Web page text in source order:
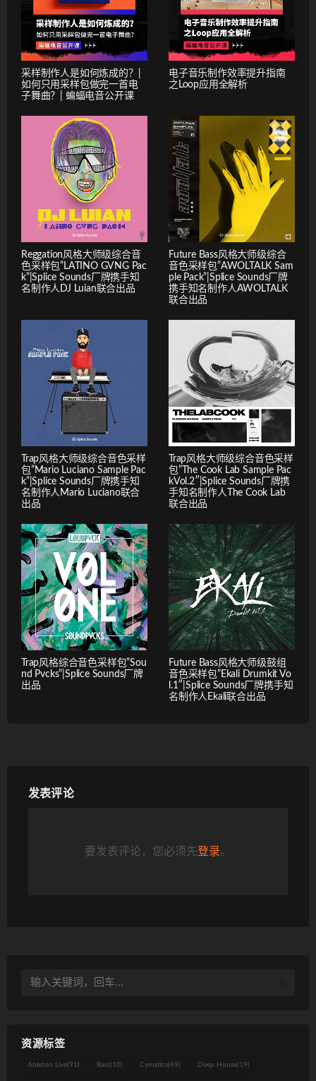
采样制作人是如何炼成的？|
如何只用采样包做完一首电
子舞曲？| 蝙蝠电音公开课
电子音乐制作效率提升指南
之Loop应用全解析
Reggation风格大师级综合音
色采样包”LATINO GVNG Pac
k”|Splice Sounds厂牌携手知
名制作人DJ Luian联合出品
Future Bass风格大师级综合
音色采样包”AWOLTALK Sam
ple Pack”|Splice Sounds厂牌
携手知名制作人AWOLTALK
联合出品
Trap风格大师级综合音色采样
包”Mario Luciano Sample Pac
k”|Splice Sounds厂牌携手知
名制作人Mario Luciano联合
出品
Trap风格大师级综合音色采样
包”The Cook Lab Sample Pac
kVol.2″|Splice Sounds厂牌携
手知名制作人The Cook Lab
联合出品
Trap风格综合音色采样包”Sou
nd Pvcks”|Splice Sounds厂牌
出品
Future Bass风格大师级鼓组
音色采样包”Ekali Drumkit Vo
l.1″|Splice Sounds厂牌携手知
名制作人Ekali联合出品
发表评论
要发表评论，您必须先登录。
资源标签
Ableton Live(91) Bass(10) Cymatics(49) Deep House(19)